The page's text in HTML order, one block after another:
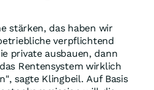
stärken, das haben wir
verpflichtend
private ausbauen, dann
Rentensystem wirklich
sagte Klingbeil. Auf Basis